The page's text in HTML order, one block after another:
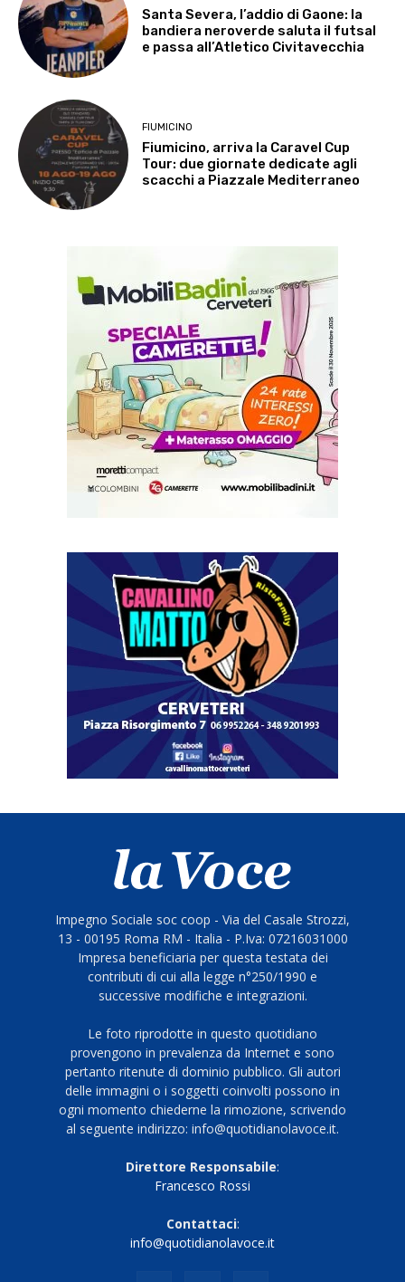
Santa Severa, l’addio di Gaone: la
bandiera neroverde saluta il futsal
e passa all’Atletico Civitavecchia
FIUMICINO
Fiumicino, arriva la Caravel Cup
Tour: due giornate dedicate agli
scacchi a Piazzale Mediterraneo
Impegno Sociale soc coop - Via del Casale Strozzi,
13 - 00195 Roma RM - Italia - P.Iva: 07216031000
Impresa beneficiaria per questa testata dei
contributi di cui alla legge n°250/1990 e
successive modifiche e integrazioni.
Le foto riprodotte in questo quotidiano
provengono in prevalenza da Internet e sono
pertanto ritenute di dominio pubblico. Gli autori
delle immagini o i soggetti coinvolti possono in
ogni momento chiederne la rimozione, scrivendo
al seguente indirizzo: info@quotidianolavoce.it.
Direttore Responsabile:
Francesco Rossi
Contattaci:
info@quotidianolavoce.it